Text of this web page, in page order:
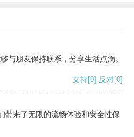
与朋友保持联系，分享生活点滴。
支持[0] 反对[0]
带来了无限的流畅体验和安全性保